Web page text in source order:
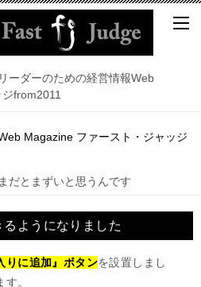
ーダーのための経営情報Web
from2011
Magazine ファースト・ジャッジ
だとまずいと思うんです
ようになりました
りに追加』ボタンを設置しまし
。